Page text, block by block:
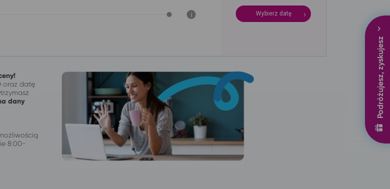
Podróżujesz, zyskujesz
i Wybierz datę
oraz datę
dany
8:00-